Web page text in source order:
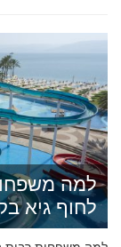
למה
לחוף גיא